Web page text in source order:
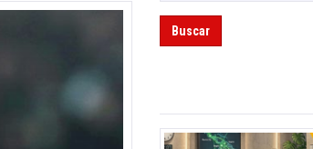
Buscar